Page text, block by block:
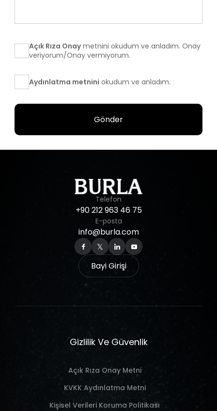
Açık Rıza Onaymetnini okudum ve anladım. Onay
veriyorum/Onay vermiyorum.
Aydınlatma metnini okudum ve anladım.
Gönder
Telefon
+90212963 46 75
E-posta
info@burla.com
Bayi Girişi
Gizlilik Ve Güvenlik
Açık Rıza Onay Metni
KVKK Aydınlatma Metni
Kişisel Verileri Koruma Politikası